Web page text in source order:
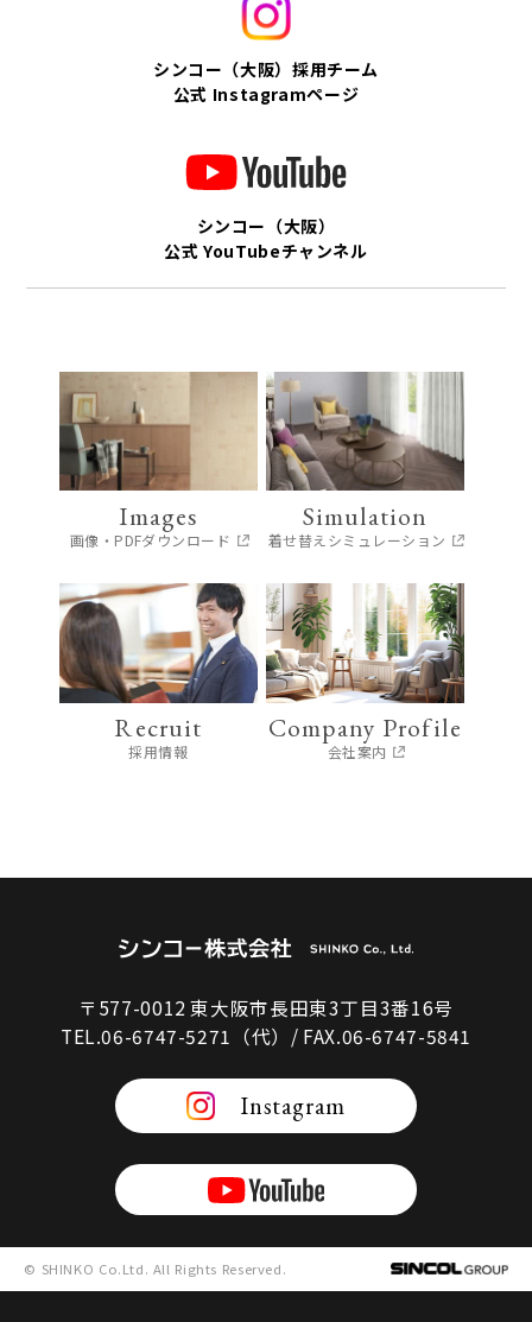
シンコー（大阪）採用チーム
公式 Instagramページ
シンコー（大阪）
公式 YouTubeチャンネル
Images
画像・PDFダウンロード
Simulation
着せ替えシミュレーション
Recruit
採用情報
Company Profile
会社案内
〒577-0012 東大阪市長田東3丁目3番16号
TEL.06-6747-5271（代）/ FAX.06-6747-5841
Instagram
© SHINKO Co.Ltd. All Rights Reserved.